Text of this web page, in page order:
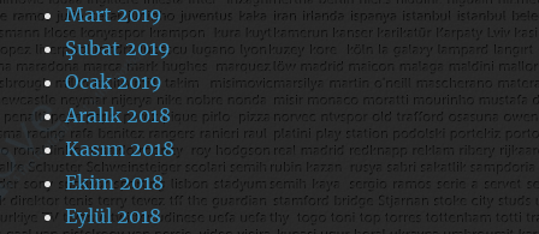
Mart 2019
Şubat 2019
Ocak 2019
Aralık 2018
Kasım 2018
Ekim 2018
Eylül 2018